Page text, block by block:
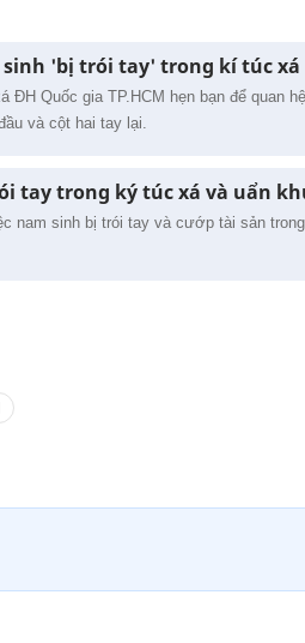
sinh 'bị trói tay' trong kí túc xá
ĐH Quốc gia TP.HCM hẹn bạn để quan
và cột hai tay lại.
tay trong ký túc xá và uẩn
nam sinh bị trói tay và cướp tài sản